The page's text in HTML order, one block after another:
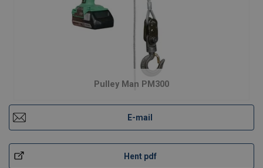
Pulley Man PM300
E-mail
Hent pdf